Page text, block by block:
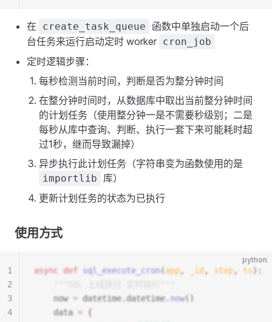
在 create_task_queue
函数中单独启动一个后
台任务来运行启动定时 worker cron_job
定时逻辑步骤：
每秒检测当前时间，判断是否为整分钟时间
在整分钟时间时，从数据库中取出当前整分钟时间
的计划任务（使用整分钟一是不需要秒级别；二是
每秒从库中查询、判断、执行一套下来可能耗时超
过1秒，继而导致漏掉）
异步执行此计划任务（字符串变为函数使用的是
importlib
库）
更新计划任务的状态为已执行
使用方式
python
async def sql_execute_cron( app, _id, step, ts ):
    now
= datetime.datetime.now()
    data
= {
1
2
3
4